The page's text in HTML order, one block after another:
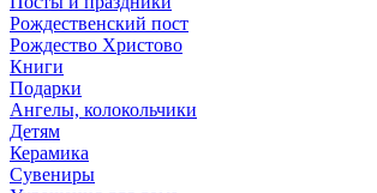
Рождественский пост
Рождество Христово
Книги
Подарки
Ангелы, колокольчики
Детям
Керамика
Сувениры